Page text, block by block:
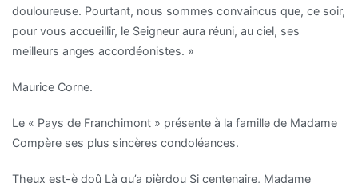
douloureuse. Pourtant, nous sommes convaincus que, ce soir,
pour vous accueillir, le Seigneur aura réuni, au ciel, ses
meilleurs anges accordéonistes. »
Maurice Corne.
Le « Pays de Franchimont » présente à la famille de Madame
Compère ses plus sincères condoléances.
Theux est-è doû Là qu’a pièrdou Si centenaire, Madame